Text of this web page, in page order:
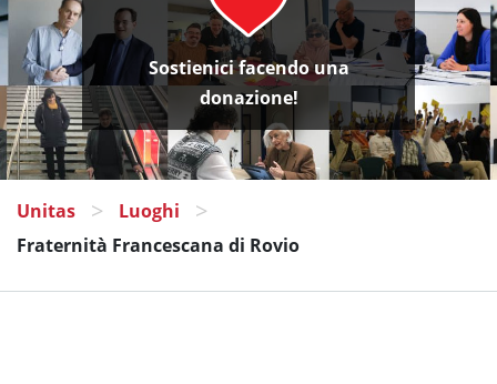
Sostienici facendo una
donazione!
Unitas > Luoghi >
Fraternità Francescana di Rovio